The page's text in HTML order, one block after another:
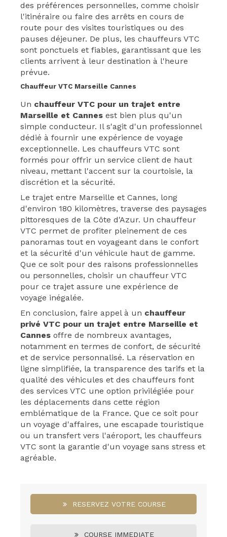
des préférences personnelles, comme choisir
l'itinéraire ou faire des arrêts en cours de
route pour des visites touristiques ou des
pauses déjeuner. De plus, les chauffeurs VTC
sont ponctuels et fiables, garantissant que les
clients arrivent à leur destination à l'heure
prévue.
Chauffeur VTC Marseille Cannes
Un chauffeur VTC pour un trajet entre
Marseille et Cannes est bien plus qu'un
simple conducteur. Il s'agit d'un professionnel
dédié à fournir une expérience de voyage
exceptionnelle. Les chauffeurs VTC sont
formés pour offrir un service client de haut
niveau, mettant l'accent sur la courtoisie, la
discrétion et la sécurité.
Le trajet entre Marseille et Cannes, long
d'environ 180 kilomètres, traverse des paysages
pittoresques de la Côte d'Azur. Un chauffeur
VTC permet de profiter pleinement de ces
panoramas tout en voyageant dans le confort
et la sécurité d'un véhicule haut de gamme.
Que ce soit pour des raisons professionnelles
ou personnelles, choisir un chauffeur VTC
pour ce trajet assure une expérience de
voyage inégalée.
En conclusion, faire appel à un chauffeur
privé VTC pour un trajet entre Marseille et
Cannes offre de nombreux avantages,
notamment en termes de confort, de sécurité
et de service personnalisé. La réservation en
ligne simplifiée, la transparence des tarifs et la
qualité des véhicules et des chauffeurs font
des services VTC une option privilégiée pour
les déplacements dans cette région
emblématique de la France. Que ce soit pour
un voyage d'affaires, une escapade touristique
ou un transfert vers l'aéroport, les chauffeurs
VTC sont la garantie d'un voyage sans stress et
agréable.
RESERVEZ VOTRE COURSE
COURSE IMMEDIATE